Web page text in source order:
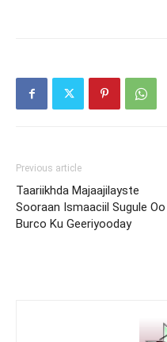
Previous article
Taariikhda Majaajilayste
Sooraan Ismaaciil Sugule Oo
Burco Ku Geeriyooday